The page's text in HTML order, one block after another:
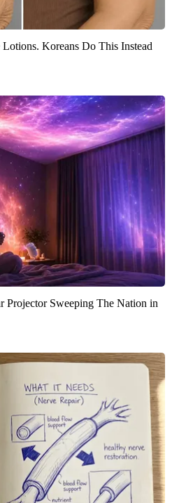
Koreans Do This Instead
Projector Sweeping The Nation in